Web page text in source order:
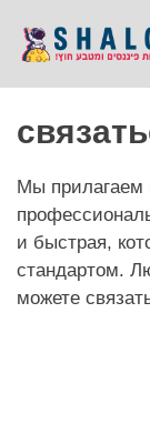
Мы прилагаем
и быстрая,
стандартом.
можете